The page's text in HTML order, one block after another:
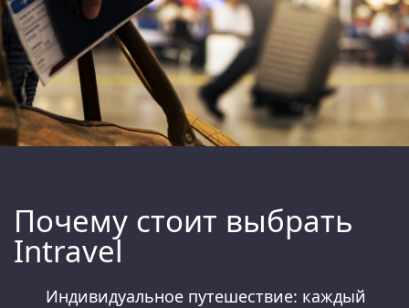
Почему стоит выбрать
Intravel
Индивидуальное путешествие: каждый